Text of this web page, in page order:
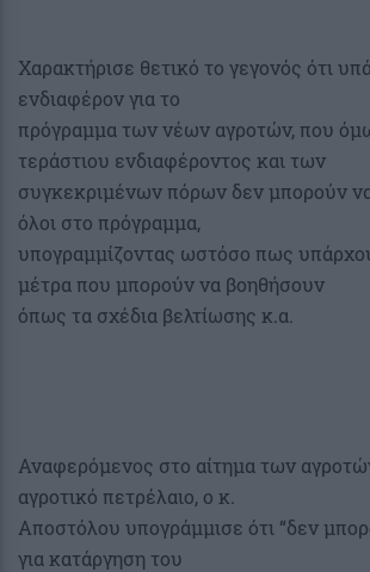
Χαρακτήρισε θετικό το γεγονός ότι
ενδιαφέρον για το
πρόγραμμα των νέων αγροτών, που
τεράστιου ενδιαφέροντος και των
συγκεκριμένων πόρων δεν μπορούν
όλοι στο πρόγραμμα,
υπογραμμίζοντας ωστόσο πως
μέτρα που μπορούν να βοηθήσουν
όπως τα σχέδια βελτίωσης κ.α.
Αναφερόμενος στο αίτημα των
αγροτικό πετρέλαιο, ο κ.
Αποστόλου υπογράμμισε ότι “δεν
για κατάργηση του